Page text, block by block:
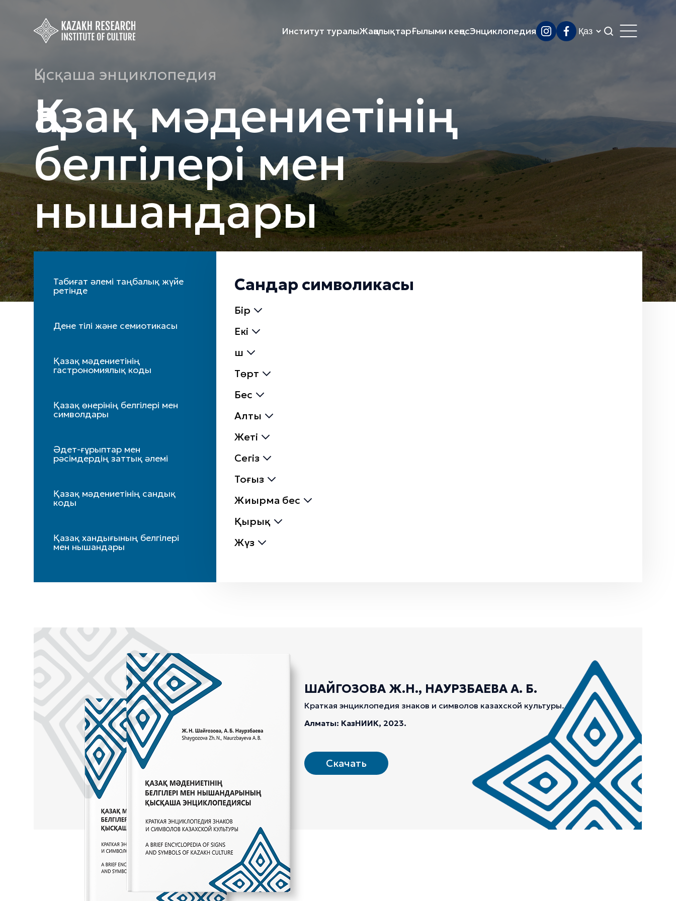
Институт туралыЖаңалықтарҒылыми кеңесЭнциклопедия
Қысқаша энциклопедия
Қазақ мәдениетінің
белгілері мен
нышандары
Табиғат әлемі таңбалық жүйе
ретінде
Дене тілі және семиотикасы
Қазақ мәдениетінің
гастрономиялық коды
Қазақ өнерінің белгілері мен
символдары
Әдет-ғұрыптар мен
рәсімдердің заттық әлемі
Қазақ мәдениетінің сандық
коды
Қазақ хандығының белгілері
мен нышандары
Сандар символикасы
Бір
Екi
Үш
Төрт
Бес
Алты
Жеті
Сегіз
Тоғыз
Жиырма бес
Қырық
Жүз
ШАЙГОЗОВА Ж.Н., НАУРЗБАЕВА А. Б.
Краткая энциклопедия знаков и символов казахской культуры.
Алматы: КазНИИК, 2023.
Скачать